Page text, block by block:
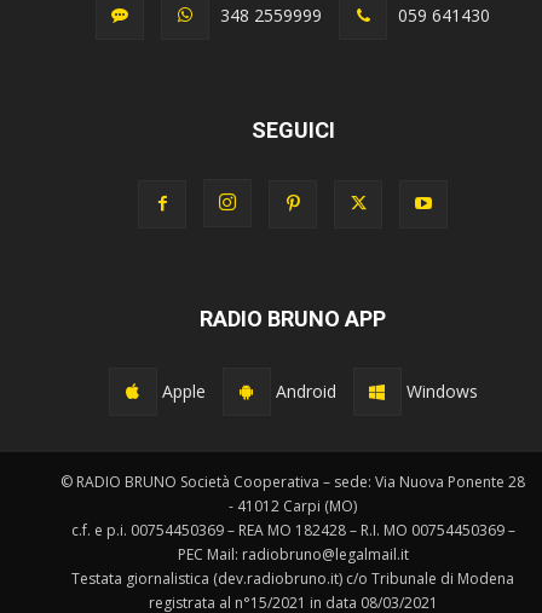
348 2559999 059 641430
SEGUICI
RADIO BRUNO APP
Apple Android Windows
© RADIO BRUNO Società Cooperativa – sede: Via Nuova Ponente 28
- 41012 Carpi (MO)
c.f. e p.i. 00754450369 – REA MO 182428 – R.I. MO 00754450369 –
PEC Mail: radiobruno@legalmail.it
Testata giornalistica (dev.radiobruno.it) c/o Tribunale di Modena
registrata al n°15/2021 in data 08/03/2021